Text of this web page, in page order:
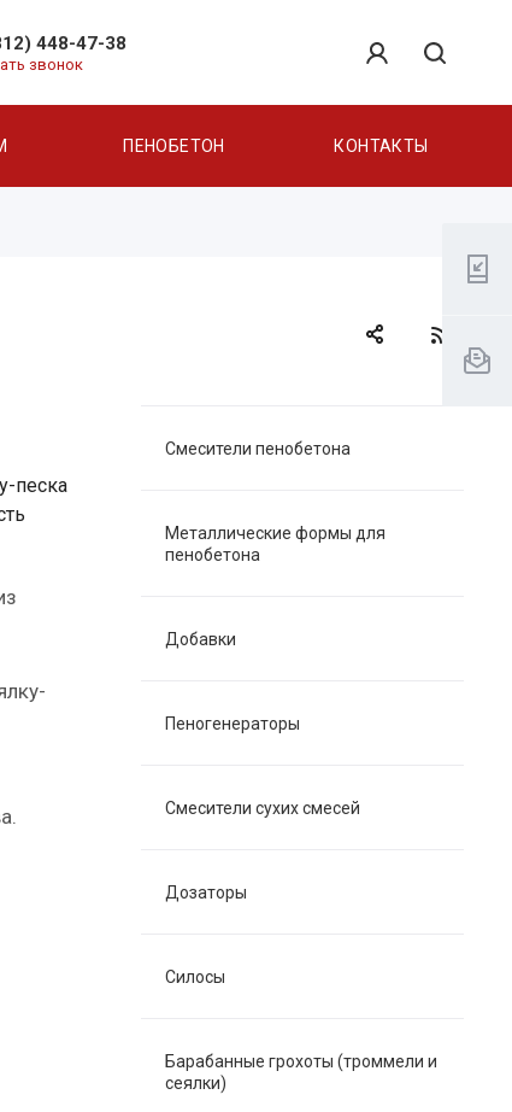
448-47-38
звонок
ПЕНОБЕТОН КОНТАКТЫ
песка
Смесители пенобетона
Металлические формы для
пенобетона
Добавки
Пеногенераторы
Смесители сухих смесей
Дозаторы
Силосы
Барабанные грохоты (троммели и
сеялки)